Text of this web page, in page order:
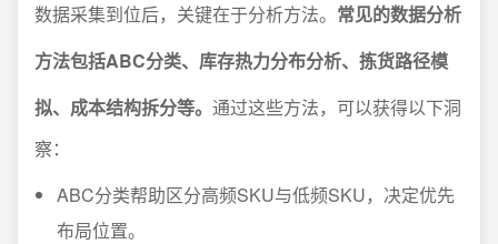
数据采集到位后，关键在于分析方法。 常见的数据分析
方法包括ABC分类、库存热力分布分析、拣货路径模
拟、成本结构拆分等。 通过这些方法，可以获得以下洞
察：
ABC分类帮助区分高频SKU与低频SKU，决定优先
布局位置。